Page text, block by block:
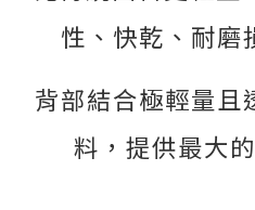
性、快乾、耐磨
背部結合極輕量且
料，提供最大